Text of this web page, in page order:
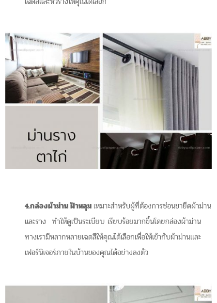
4.กล่องผ้าม่าน ฝ้าหลุม เหมาะสำหรับผู้ที่ต้องการซ่อนขายึดผ้าม่าน
และราง ทำให้ดูเป็นระเบียบ เรียบร้อยมากขึ้นโดยกล่องผ้าม่าน
ทางเรามีหลากหลายเฉดสีให้คุณได้เลือกเพื่อให้เข้ากับผ้าม่านและ
เฟอร์นิเจอร์ภายในบ้านของคุณได้อย่างลงตัว